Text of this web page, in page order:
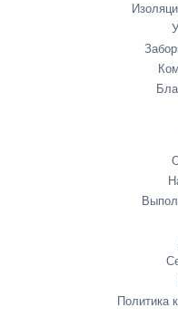
Политика